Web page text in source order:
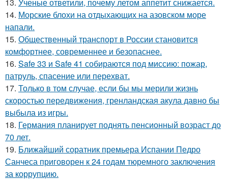
13. Ученые ответили, почему летом аппетит снижается.
14. Морские блохи на отдыхающих на азовском море
напали.
15. Общественный транспорт в России становится
комфортнее, современнее и безопаснее.
16. Safe 33 и Safe 41 собираются под миссию: пожар,
патруль, спасение или перехват.
17. Только в том случае, если бы мы мерили жизнь
скоростью передвижения, гренландская акула давно бы
выбыла из игры.
18. Германия планирует поднять пенсионный возраст до
70 лет.
19. Ближайший соратник премьера Испании Педро
Санчеса приговорен к 24 годам тюремного заключения
за коррупцию.